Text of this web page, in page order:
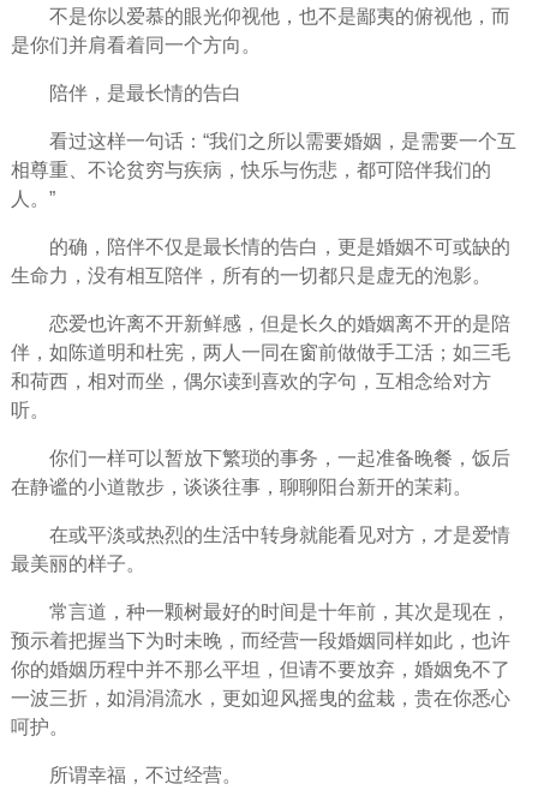
不是你以爱慕的眼光仰视他，也不是鄙夷的俯视他，而
是你们并肩看着同一个方向。
陪伴，是最长情的告白
看过这样一句话：“我们之所以需要婚姻，是需要一个互
相尊重、不论贫穷与疾病，快乐与伤悲，都可陪伴我们的
人。”
的确，陪伴不仅是最长情的告白，更是婚姻不可或缺的
生命力，没有相互陪伴，所有的一切都只是虚无的泡影。
恋爱也许离不开新鲜感，但是长久的婚姻离不开的是陪
伴，如陈道明和杜宪，两人一同在窗前做做手工活；如三毛
和荷西，相对而坐，偶尔读到 喜欢的字句，互相念给对方
听。
你们一样可以暂放下繁琐的事务，一起准备晚餐，饭后
在静谧的小道散步，谈谈往事，聊聊阳台新开的茉莉。
在或平淡或热烈的生活中转身就能看见对方，才是爱情
最美丽的样子。
常言道，种一颗树最好的时间是十年前，其次是现在，
预示着把握当下为时未晚，而经营一段婚姻同样如此，也许
你的婚姻历程中并不那么平坦，但请不要放弃，婚姻免不了
一波三折，如涓涓流水，更如迎风摇曳的盆栽，贵在你悉心
呵护。
所谓幸福，不过经营。